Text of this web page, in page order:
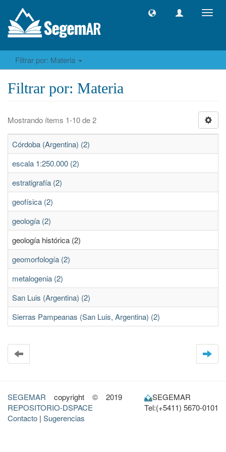
Filtrar por: Materia
Filtrar por: Materia
Mostrando ítems 1-10 de 2
Córdoba (Argentina) (2)
escala 1:250.000 (2)
estratigrafía (2)
geofísica (2)
geología (2)
geología histórica (2)
geomorfología (2)
metalogenia (2)
San Luis (Argentina) (2)
Sierras Pampeanas (San Luis, Argentina) (2)
SEGEMAR copyright © 2019
REPOSITORIO-DSPACE
Contacto | Sugerencias
SEGEMAR
Tel:(+5411) 5670-0101